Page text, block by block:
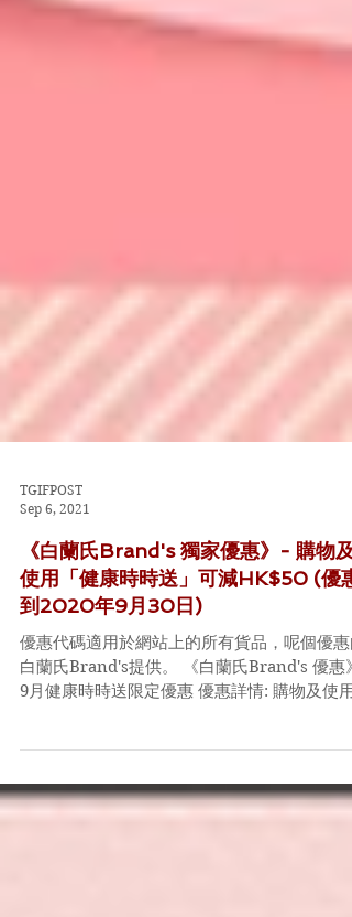
TGIFPOST
Sep 6, 2021
《白蘭氏Brand's 獨家優惠》- 購物及
使用「健康時時送」可減HK$50 (優惠
到2020年9月30日)
白蘭氏Brand's提供。 《白蘭氏Brand's 優惠
9月健康時時送限定優惠 優惠詳情: 購物及使用
「健康時時送」，輸入優惠碼，可減HK$50 優